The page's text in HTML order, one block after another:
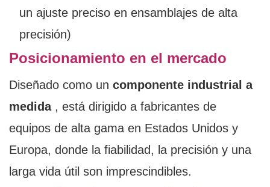
un ajuste preciso en ensamblajes de alta
precisión)
Posicionamiento en el mercado
Diseñado como un componente industrial a
medida, está dirigido a fabricantes de
equipos de alta gama en Estados Unidos y
Europa, donde la fiabilidad, la precisión y una
larga vida útil son imprescindibles.